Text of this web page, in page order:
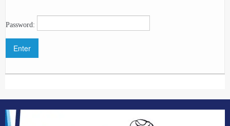
CRUNITEHC
Password: